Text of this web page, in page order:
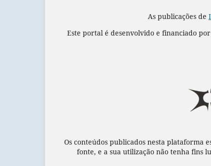
As publicações de
Este portal é desenvolvido e financiado
Os conteúdos publicados nesta plataforma
fonte, e a sua utilização não tenha fins